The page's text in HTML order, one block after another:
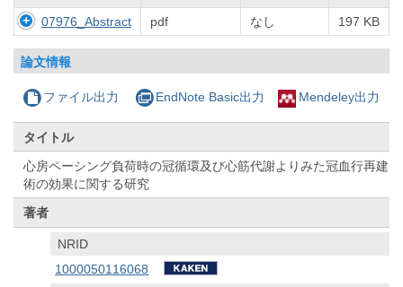
07976_Abstract pdf なし 197 KB
論文情報
ファイル出力 EndNote Basic出力 Mendeley出力
タイトル
心房ペーシング負荷時の冠循環及び心筋代謝よりみた冠血行再建
術の効果に関する研究
著者
NRID
1000050116068